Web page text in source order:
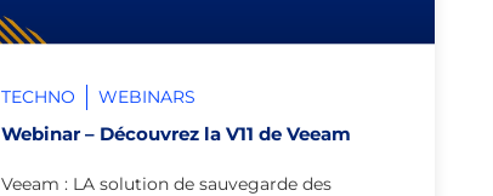
TECHNO WEBINARS
Webinar – Découvrez la V11 de Veeam
Veeam : LA solution de sauvegarde des